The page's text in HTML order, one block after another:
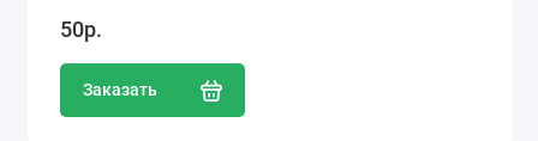
50р.
Заказать